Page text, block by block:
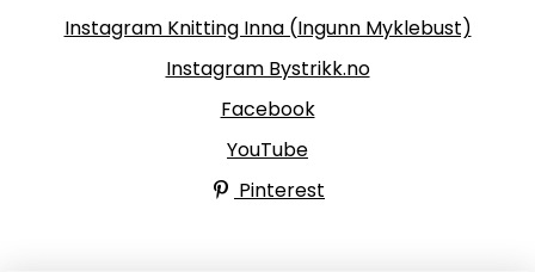
Instagram Knitting Inna (Ingunn Myklebust)
Instagram Bystrikk.no
Facebook
YouTube
Pinterest